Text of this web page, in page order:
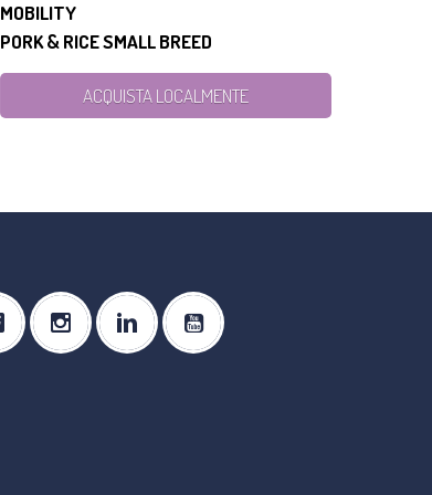
MOBILITY
PORK & RICE SMALL BREED
ACQUISTA LOCALMENTE